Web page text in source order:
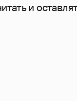
и